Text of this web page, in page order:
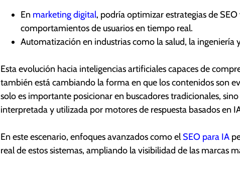
En marketing digital, podría optimizar estrategias de SEO
comportamientos de usuarios en tiempo real.
Automatización en industrias como la salud, la ingeniería
Esta evolución hacia inteligencias artificiales capaces de
también está cambiando la forma en que los contenidos son
solo es importante posicionar en buscadores tradicionales,
interpretada y utilizada por motores de respuesta basados en
En este escenario, enfoques avanzados como el SEO para IA
real de estos sistemas, ampliando la visibilidad de las marcas